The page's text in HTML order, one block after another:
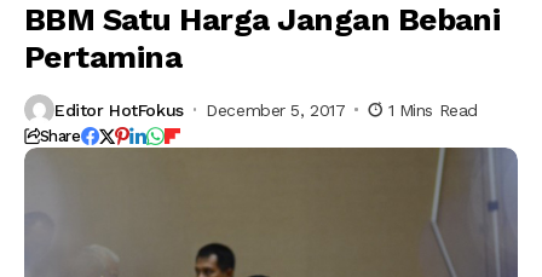
BBM Satu Harga Jangan Bebani
Pertamina
Editor HotFokus December 5, 2017 1 Mins Read
Share